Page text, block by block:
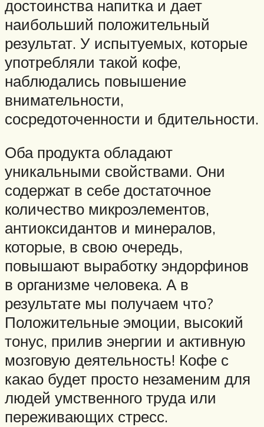
достоинства напитка и дает
наибольший положительный
результат. У испытуемых, которые
употребляли такой кофе,
наблюдались повышение
внимательности,
сосредоточенности и бдительности.
Оба продукта обладают
уникальными свойствами. Они
содержат в себе достаточное
количество микроэлементов,
антиоксидантов и минералов,
которые, в свою очередь,
повышают выработку эндорфинов
в организме человека. А в
результате мы получаем что?
Положительные эмоции, высокий
тонус, прилив энергии и активную
мозговую деятельность! Кофе с
какао будет просто незаменим для
людей умственного труда или
переживающих стресс.